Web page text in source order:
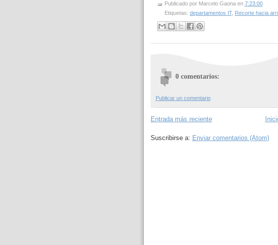
Publicado por Marcelo Gaona en 7:23:00
Etiquetas: departamentos IT, Recorte hacia
0 comentarios:
Publicar un comentario
Entrada más reciente
Suscribirse a: Enviar comentarios (Atom)